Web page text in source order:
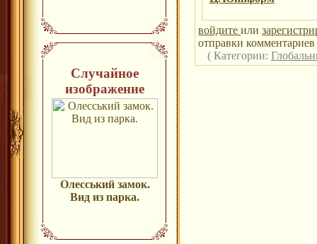
Случайное
изображение
Олесський замок.
Вид из парка.
войдите или
отправки
( Категории: